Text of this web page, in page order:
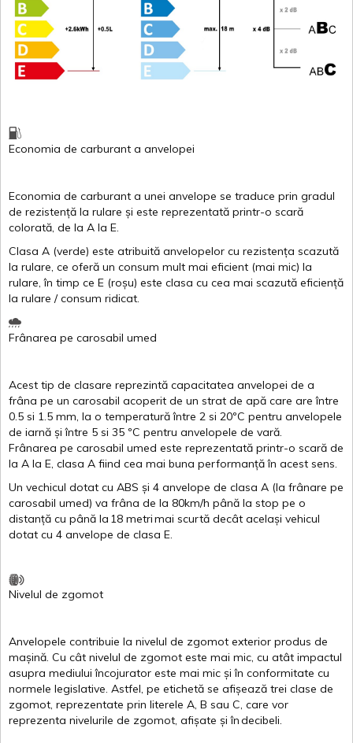
Economia de carburant a anvelopei
Economia de carburant a unei anvelope se traduce prin gradul
de rezistență la rulare și este reprezentată printr-o scară
colorată , de la A la E
Clasa A (verde) este atribuită anvelopelor cu rezistența scazută
la rulare ce oferă un consum mult mai eficient (mai mic) la
rulare ,în timp ce E (roșu) este clasa cu cea mai scazută eficiență
la rulare /consum ridicat
Frânarea pe carosabil umed
Acest tip de clasare reprezintă capacitatea anvelopei de a
frâna pe un carosabil acoperit de un strat de apă care areîntre
0.5 si 1.5 mm, la o temperatură între 2 si 20ºC pentru anvelopele
de iarnă și între 5 si 35 ºC pentru anvelopele de vară
Frânarea pe carosabil umed este reprezentată printr-o scară de
la A la E clasa A fiind cea mai buna performanță în acest sens.
Un vechicul dotat cu ABS și 4 anvelope de clasa A (la frânare pe
carosabil umed) va frâna de la 80km/h până la stop pe o
distanță cu până la 18 metrimai scurtă decât același vehicul
dotat cu 4 anvelope de clasa E
Nivelul de zgomot
Anvelopele contribuie la nivelul de zgomot exterior produs de
mașină . Cu cât nivelul de zgomot este mai mic, cu atât impactul
asupra mediului încojurator este mai mic și în conformitate cu
normele legislative. Astfel , pe etichetă se afișează trei clase de
zgomot reprezentate prin literele A B sau C , care vor
reprezenta nivelurile de zgomot afișate și îndecibeli